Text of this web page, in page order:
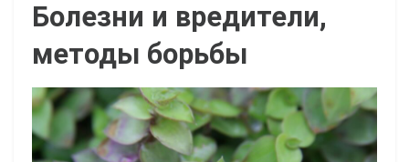
Болезни и вредители,
методы борьбы